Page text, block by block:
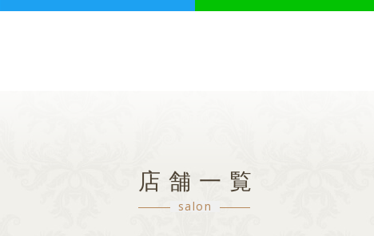
店舗一覧
salon